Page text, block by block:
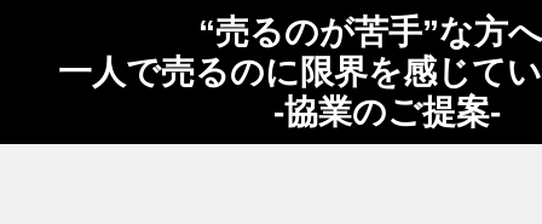
“売るのが苦手”な方
一人で売るのに限界を感じて
-協業のご提案-